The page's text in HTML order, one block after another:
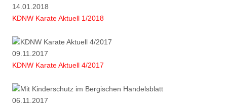
14.01.2018
KDNW Karate Aktuell 1/2018
09.11.2017
KDNW Karate Aktuell 4/2017
06.11.2017